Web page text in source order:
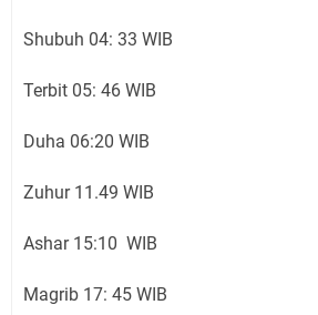
Shubuh 04: 33 WIB
Terbit 05: 46 WIB
Duha 06:20 WIB
Zuhur 11.49 WIB
Ashar 15:10 WIB
Magrib 17: 45 WIB